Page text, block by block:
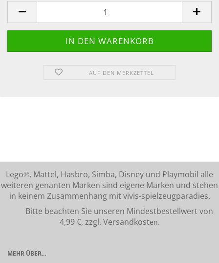
AUF DEN MERKZETTEL
Lego℗, Mattel, Hasbro, Simba, Disney und Playmobil alle
weiteren genanten Marken sind eigene Marken und stehen
in keinem Zusammenhang mit vivis-spielzeugparadies.
Bitte beachten Sie unseren Mindestbestellwert von
4,99 €, zzgl. Versandkosten.
MEHR ÜBER...